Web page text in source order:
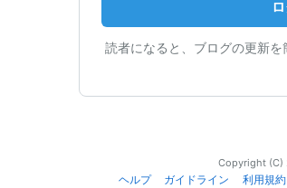
読者になると、ブログの更新
Copyright (C)
ヘルプ
ガイドライン 利用規約